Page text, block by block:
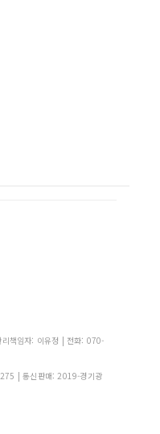
책임자: 이유정 | 전화: 070-
| 통신판매: 2019-경기광